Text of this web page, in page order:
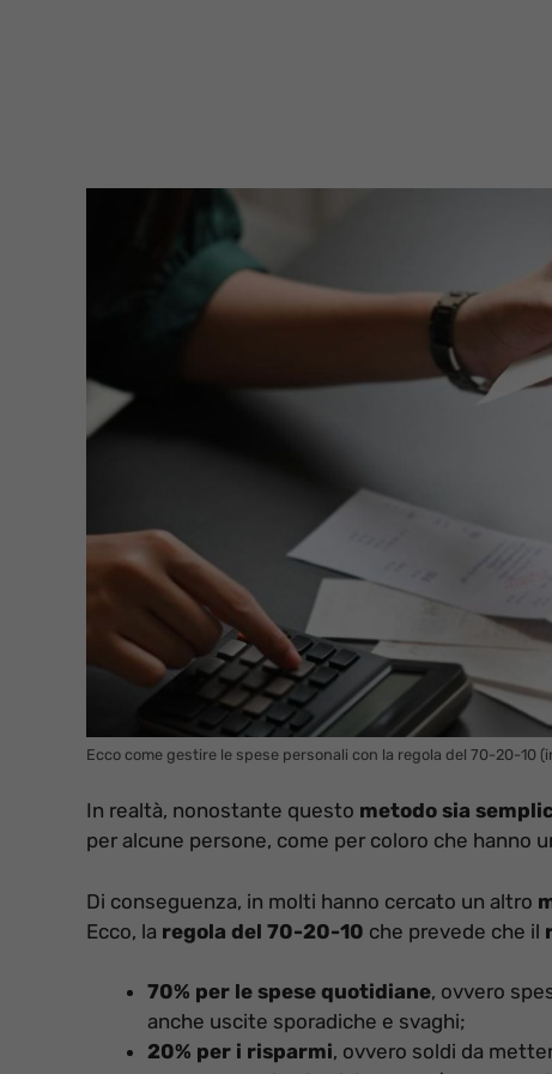
Ecco come gestire le spese personali con la regola del 70-20-10
In realtà, nonostante questo metodo sia
per alcune persone, come per coloro che hanno
Di conseguenza, in molti hanno cercato un altro
Ecco, la regola del 70-20-10 che prevede che il
70% per le spese quotidiane, ovvero
anche uscite sporadiche e svaghi;
20% per i risparmi, ovvero soldi da